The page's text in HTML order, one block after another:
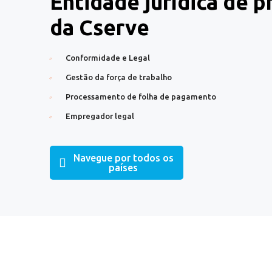
da Cserve
Conformidade e Legal
Gestão da força de trabalho
Processamento de folha de pagamento
Empregador legal
Navegue por todos os
países